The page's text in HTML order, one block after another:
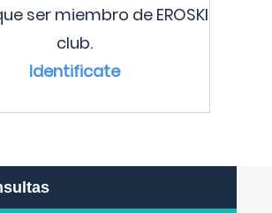
ser miembro de EROSKI
club.
Identificate